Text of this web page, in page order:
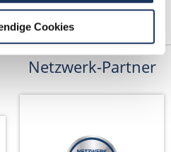
Cookies
Netzwerk-Partner